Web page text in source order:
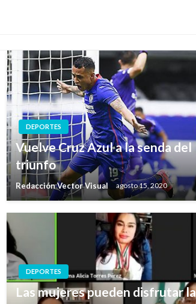
DEPORTES
Vuelve Cruz Azul a la senda del
triunfo
Redacción Vector Visual agosto 15, 2020
DEPORTES
Las mujeres pueden disfrutar la